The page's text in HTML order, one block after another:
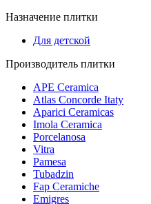
Назначение плитки
Для детской
Производитель плитки
APE Ceramica
Atlas Concorde Itaty
Aparici Ceramicas
Imola Ceramica
Porcelanosa
Vitra
Pamesa
Tubadzin
Fap Ceramiche
Emigres